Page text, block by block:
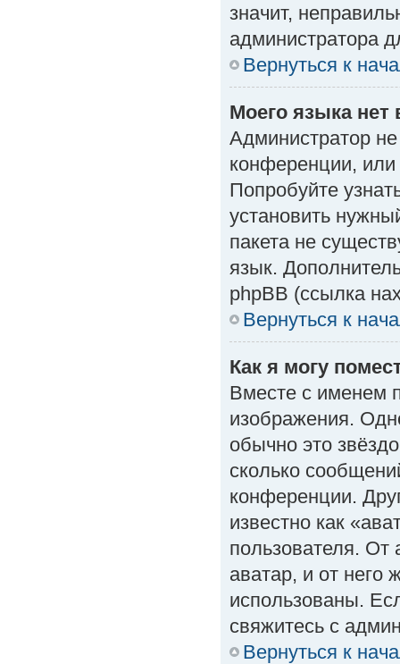
значит,
администратора
Вернуться к
Моего языка нет
Администратор
конференции,
Попробуйте
установить
пакета не
язык.
phpBB (ссылка
Вернуться к
Как я могу
Вместе с именем
изображения.
обычно это
сколько
конференции.
известно как
пользователя. От
аватар, и от него
использованы.
свяжитесь с
Вернуться к